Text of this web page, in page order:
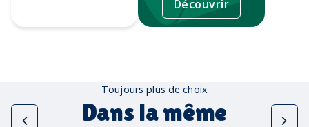
Découvrir
Toujours plus de choix
Dans la même